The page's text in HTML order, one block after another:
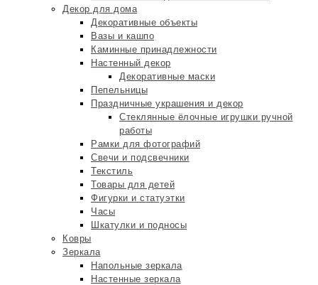
Декор для дома
Декоративные объекты
Вазы и кашпо
Каминные принадлежности
Настенный декор
Декоративные маски
Пепельницы
Праздничные украшения и декор
Стеклянные ёлочные игрушки ручной
работы
Рамки для фотографий
Свечи и подсвечники
Текстиль
Товары для детей
Фигурки и статуэтки
Часы
Шкатулки и подносы
Ковры
Зеркала
Напольные зеркала
Настенные зеркала